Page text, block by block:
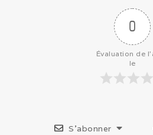
0
Évaluation de
le
S’abonner